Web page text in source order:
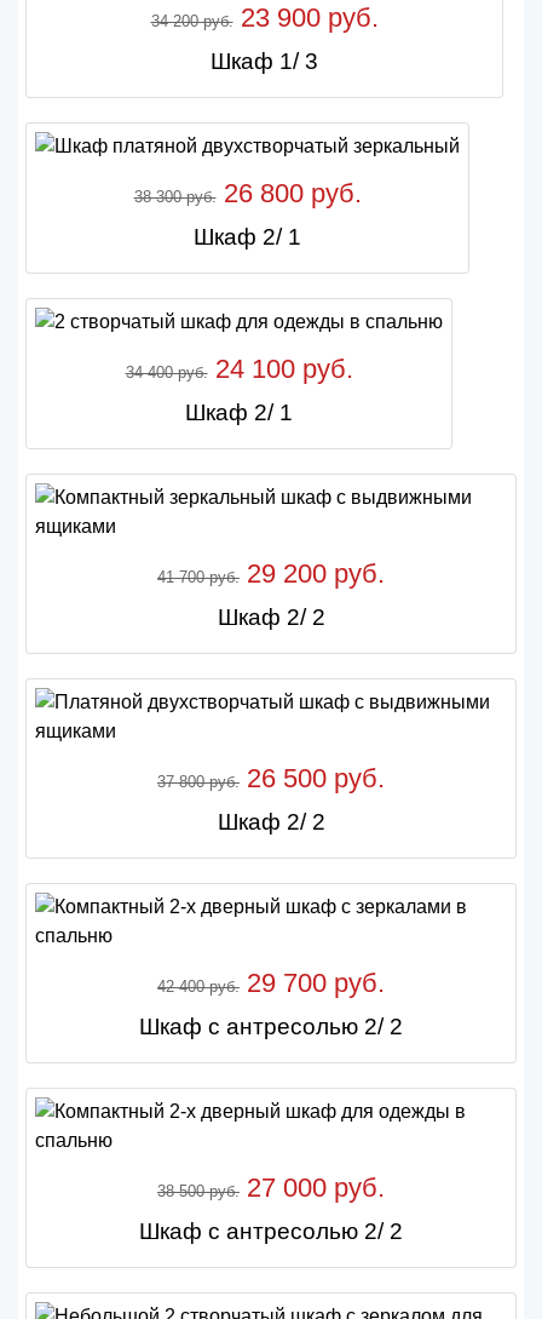
34 200 руб.23 900 руб.
Шкаф 1/ 3
38 300 руб.26 800 руб.
Шкаф 2/ 1
34 400 руб.24 100 руб.
Шкаф 2/ 1
41 700 руб. 29 200 руб.
Шкаф 2/ 2
37 800 руб. 26 500 руб.
Шкаф 2/ 2
42 400 руб. 29 700 руб.
Шкаф с антресолью 2/ 2
38 500 руб. 27 000 руб.
Шкаф с антресолью 2/ 2